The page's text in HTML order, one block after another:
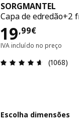
SORGMANTEL
Capa de edredão+2
19,99€
Preço
IVA incluído no preço
(1068)
Escolha dimensões